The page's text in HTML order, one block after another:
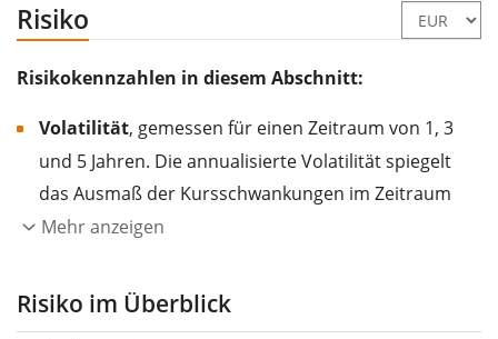
Risiko
Risikokennzahlen in diesem Abschnitt:
Volatilität, gemessen für einen Zeitraum von 1, 3
und 5 Jahren. Die annualisierte Volatilität spiegelt
das Ausmaß der Kursschwankungen im Zeitraum
eines Jahres wider.
Aktie, des ETF, usw.) in der Vergangenheit
Mehr anzeigen
Risiko im Überblick